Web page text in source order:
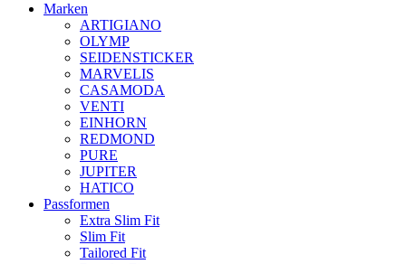
Marken
ARTIGIANO
OLYMP
SEIDENSTICKER
MARVELIS
CASAMODA
VENTI
EINHORN
REDMOND
PURE
JUPITER
HATICO
Passformen
Extra Slim Fit
Slim Fit
Tailored Fit